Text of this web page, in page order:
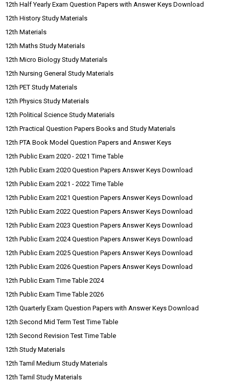
12th Half Yearly Exam Question Papers with Answer Keys Download
12th History Study Materials
12th Materials
12th Maths Study Materials
12th Micro Biology Study Materials
12th Nursing General Study Materials
12th PET Study Materials
12th Physics Study Materials
12th Political Science Study Materials
12th Practical Question Papers Books and Study Materials
12th PTA Book Model Question Papers and Answer Keys
12th Public Exam 2020 - 2021 Time Table
12th Public Exam 2020 Question Papers Answer Keys Download
12th Public Exam 2021 - 2022 Time Table
12th Public Exam 2021 Question Papers Answer Keys Download
12th Public Exam 2022 Question Papers Answer Keys Download
12th Public Exam 2023 Question Papers Answer Keys Download
12th Public Exam 2024 Question Papers Answer Keys Download
12th Public Exam 2025 Question Papers Answer Keys Download
12th Public Exam 2026 Question Papers Answer Keys Download
12th Public Exam Time Table 2024
12th Public Exam Time Table 2026
12th Quarterly Exam Question Papers with Answer Keys Download
12th Second Mid Term Test Time Table
12th Second Revision Test Time Table
12th Study Materials
12th Tamil Medium Study Materials
12th Tamil Study Materials